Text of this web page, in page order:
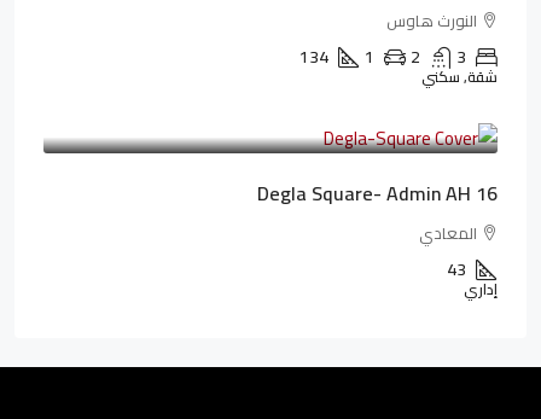
النورث هاوس
3
2
1
134
شقة, سكني
3,010,000LE
Degla Square- Admin AH 16
المعادي
43
إداري